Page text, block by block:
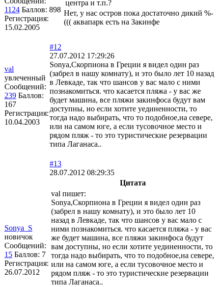
1124 Баллов: 898
Регистрация:
15.02.2005
центра и т.п.?
Нет, у нас остров пока достаточно дикий %-
((( аквапарк есть на Закинфе
val
увлеченный
Сообщений:
239 Баллов:
167
Регистрация:
10.04.2003
#12
27.07.2012 17:29:26
Sonya,Скорпиона в Греции я видел один раз
(забрел в нашу комнату), и это было лет 10 назад
в Левкаде, так что шансов у вас мало с ними
познакомиться. что касается пляжа - у вас же
будет машина, все пляжи закинфоса будут вам
доступны, но если хотите уединенности, то
тогда надо выбирать, что то подобное,на севере,
или на самом юге, а если тусовочное место и
рядом пляж - то это туристические резервации
типа Лаганаса..
Sonya_S
новичок
Сообщений:
15 Баллов: 7
Регистрация:
26.07.2012
#13
28.07.2012 08:29:35
Цитата
val пишет:
Sonya,Скорпиона в Греции я видел один раз
(забрел в нашу комнату), и это было лет 10
назад в Левкаде, так что шансов у вас мало с
ними познакомиться. что касается пляжа - у вас
же будет машина, все пляжи закинфоса будут
вам доступны, но если хотите уединенности, то
тогда надо выбирать, что то подобное,на севере,
или на самом юге, а если тусовочное место и
рядом пляж - то это туристические резервации
типа Лаганаса..